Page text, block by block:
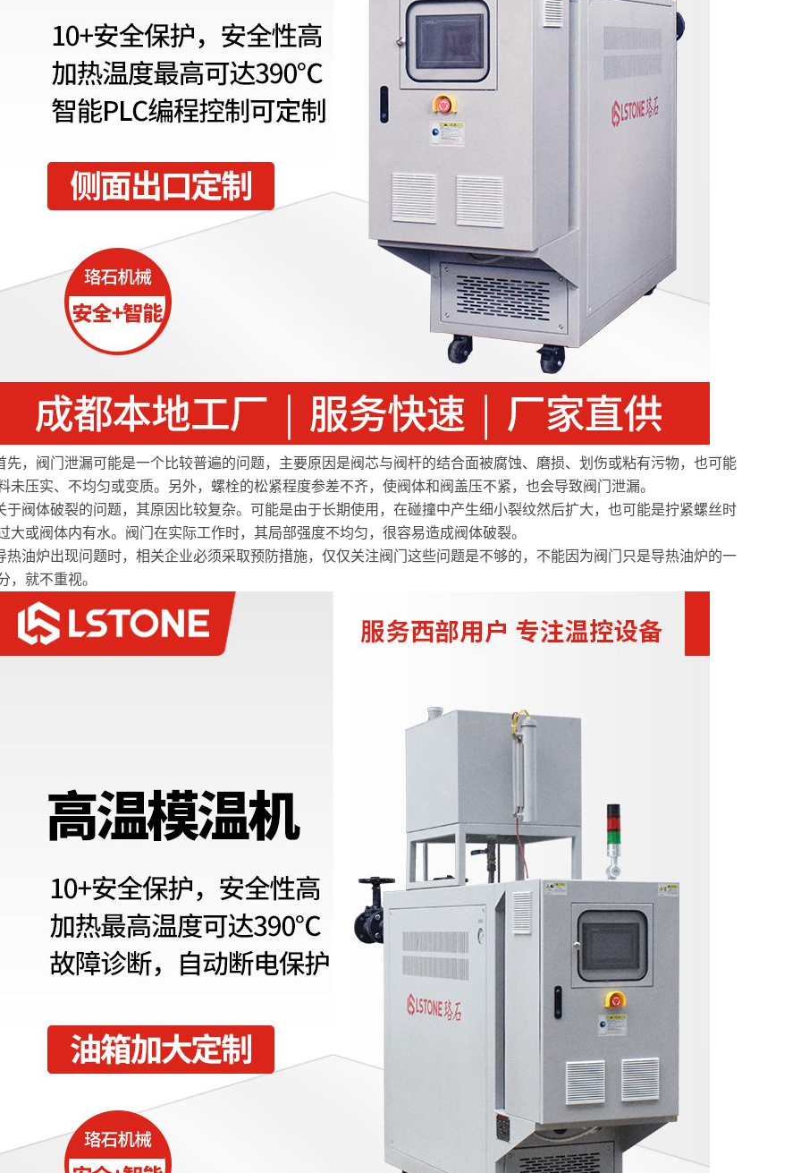
先，阀门泄漏可能是一个比较普遍的问题，主要原因是阀芯与阀杆的结合面被腐蚀、磨损、划伤或粘有污物，也可能
未压实、不均匀或变质。另外，螺栓的松紧程度参差不齐，使阀体和阀盖压不紧，也会导致阀门泄漏。
于阀体破裂的问题，其原因比较复杂。可能是由于长期使用，在碰撞中产生细小裂纹然后扩大，也可能是拧紧螺丝时
大或阀体内有水。阀门在实际工作时，其局部强度不均匀，很容易造成阀体破裂。
热油炉出现问题时，相关企业必须采取预防措施，仅仅关注阀门这些问题是不够的，不能因为阀门只是导热油炉的一
，就不重视。